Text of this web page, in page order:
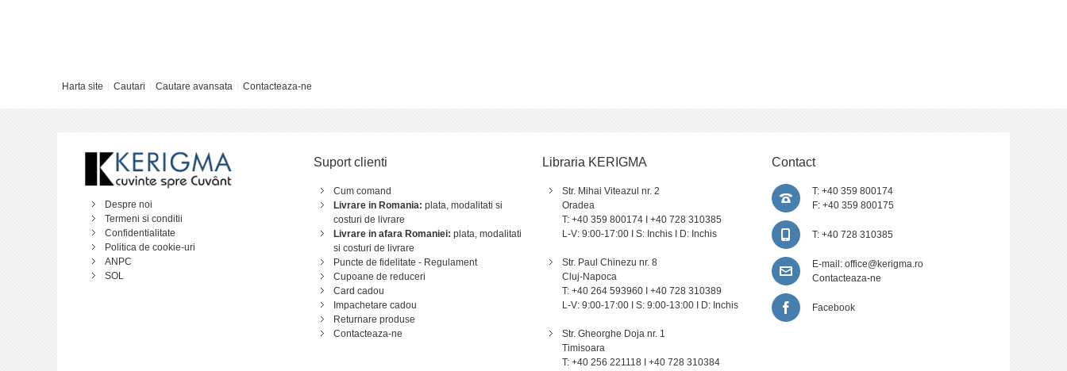
Harta site Cautari Cautare avansata Contacteaza-ne
Despre noi
Termeni si conditii
Confidentialitate
Politica de cookie-uri
ANPC
SOL
Suport clienti
Cum comand
Livrare in Romania: plata, modalitati si
costuri de livrare
Livrare in afara Romaniei: plata, modalitati
si costuri de livrare
Puncte de fidelitate - Regulament
Cupoane de reduceri
Card cadou
Impachetare cadou
Returnare produse
Contacteaza-ne
Libraria KERIGMA
Str. Mihai Viteazul nr. 2
Oradea
T: +40 359 800174 I +40 728 310385
L-V: 9:00-17:00 I S: Inchis I D: Inchis
Str. Paul Chinezu nr. 8
Cluj-Napoca
T: +40 264 593960 I +40 728 310389
L-V: 9:00-17:00 I S: 9:00-13:00 I D: Inchis
Str. Gheorghe Doja nr. 1
Timisoara
T: +40 256 221118 I +40 728 310384
Contact
T: +40 359 800174
F: +40 359 800175
T: +40 728 310385
E-mail: office@kerigma.ro
Contacteaza-ne
Facebook